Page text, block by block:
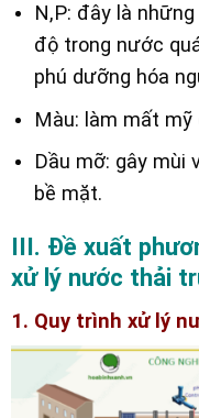
N,P: đây là
độ trong nước
phú dưỡng hóa
Màu: làm mất mỹ
Dầu mỡ: gây mùi
bề mặt.
III. Đề xuất
xử lý nước thải
1. Quy trình xử lý